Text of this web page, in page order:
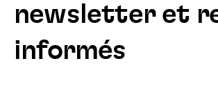
newsletter et
informés